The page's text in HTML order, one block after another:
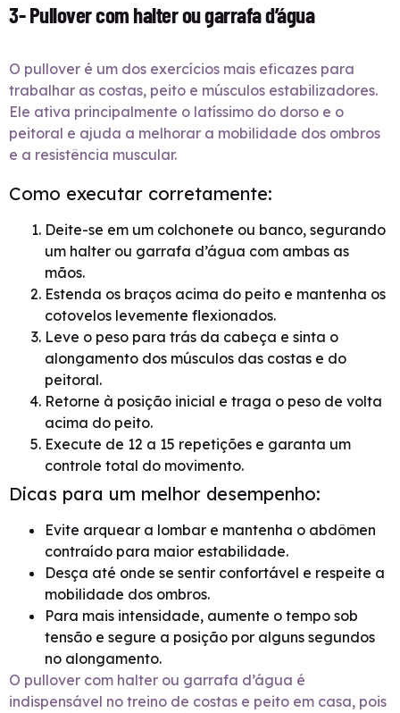
3- Pullover com halter ou garrafa d’água
O pullover é um dos exercícios mais eficazes para
trabalhar as costas, peito e músculos estabilizadores.
Ele ativa principalmente o latíssimo do dorso e o
peitoral e ajuda a melhorar a mobilidade dos ombros
e a resistência muscular.
Como executar corretamente:
Deite-se em um colchonete ou banco, segurando
um halter ou garrafa d’água com ambas as
mãos.
Estenda os braços acima do peito e mantenha os
cotovelos levemente flexionados.
Leve o peso para trás da cabeça e sinta o
alongamento dos músculos das costas e do
peitoral.
Retorne à posição inicial e traga o peso de volta
acima do peito.
Execute de 12 a 15 repetições e garanta um
controle total do movimento.
Dicas para um melhor desempenho:
Evite arquear a lombar e mantenha o abdômen
contraído para maior estabilidade.
Desça até onde se sentir confortável e respeite a
mobilidade dos ombros.
Para mais intensidade, aumente o tempo sob
tensão e segure a posição por alguns segundos
no alongamento.
O pullover com halter ou garrafa d’água é
indispensável no treino de costas e peito em casa, pois